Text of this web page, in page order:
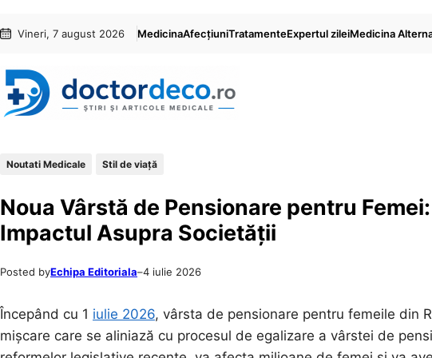
conținut
content
Vineri, 7 august 2026 MedicinaAfecțiuniTratamenteExpertul zileiMedicina
Noutati Medicale Stil de viaţă
Noua Vârstă de Pensionare pentru
Impactul Asupra Societății
Posted byEchipa Editoriala–4 iulie 2026
Începând cu 1 iulie 2026, vârsta de pensionare pentru femeile din
mișcare care se aliniază cu procesul de egalizare a vârstei de